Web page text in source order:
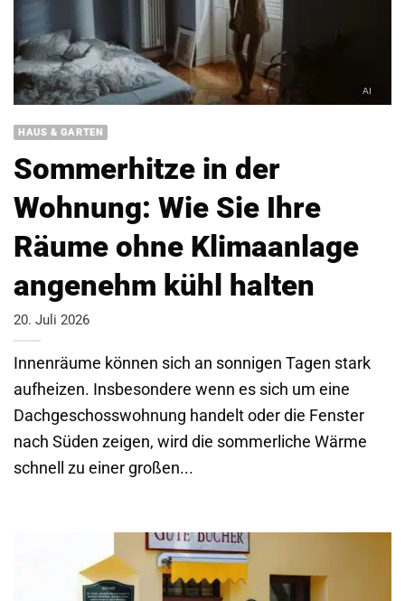
HAUS & GARTEN
Sommerhitze in der
Wohnung: Wie Sie Ihre
Räume ohne Klimaanlage
angenehm kühl halten
20. Juli 2026
Innenräume können sich an sonnigen Tagen stark
aufheizen. Insbesondere wenn es sich um eine
Dachgeschosswohnung handelt oder die Fenster
nach Süden zeigen, wird die sommerliche Wärme
schnell zu einer großen...